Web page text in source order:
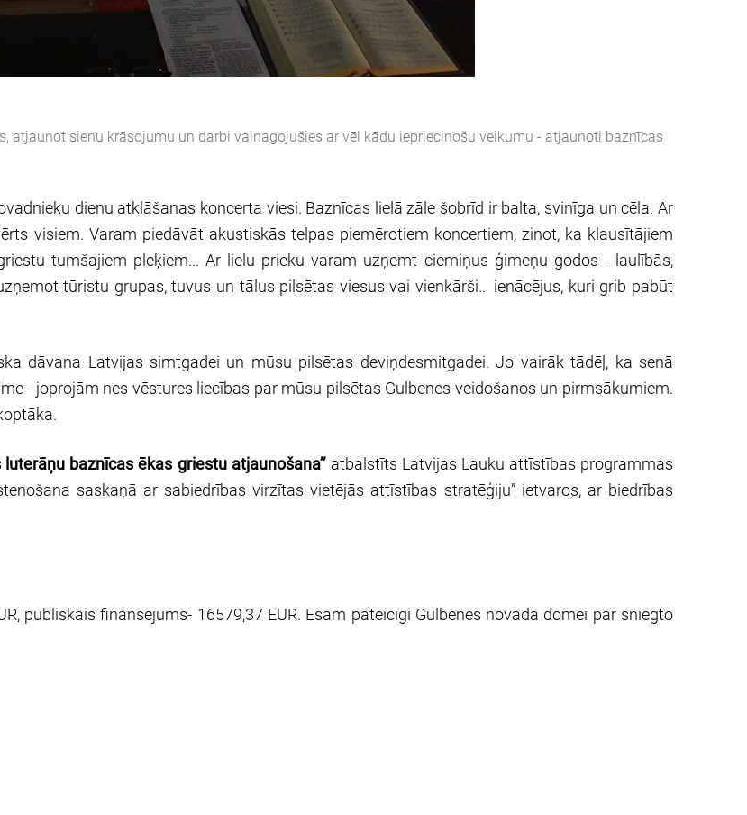
atjaunot sienu krāsojumu un darbi vainagojušies ar vēl kādu iepriecinošu veikumu - atjaunoti baznīcas
dienu atklāšanas koncerta viesi. Baznīcas lielā zāle šobrīd ir balta, svinīga un cēla. Ar
visiem. Varam piedāvāt akustiskās telpas piemērotiem koncertiem, zinot, ka klausītājiem
tumšajiem pleķiem... Ar lielu prieku varam uzņemt ciemiņus ģimeņu godos - laulībās,
tūristu grupas, tuvus un tālus pilsētas viesus vai vienkārši… ienācējus, kuri grib pabūt
dāvana Latvijas simtgadei un mūsu pilsētas deviņdesmitgadei. Jo vairāk tādēļ, ka senā
- joprojām nes vēstures liecības par mūsu pilsētas Gulbenes veidošanos un pirmsākumiem.
baznīcas ēkas griestu atjaunošana’’atbalstīts Latvijas Lauku attīstības programmas
saskaņā ar sabiedrības virzītas vietējās attīstības stratēģiju” ietvaros, ar biedrības
publiskais finansējums- 16579,37 EUR. Esam pateicīgi Gulbenes novada domei par sniegto